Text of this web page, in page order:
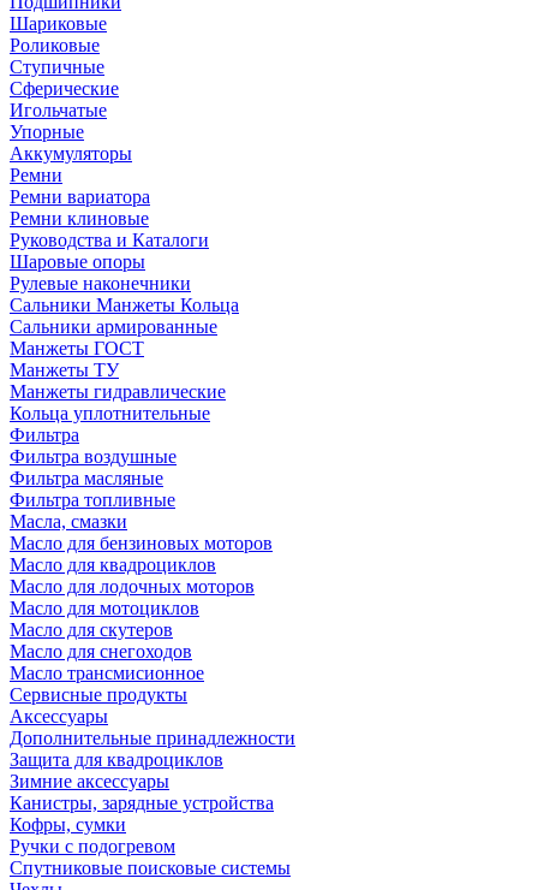
Шариковые
Роликовые
Ступичные
Сферические
Игольчатые
Упорные
Аккумуляторы
Ремни
Ремни вариатора
Ремни клиновые
Руководства и Каталоги
Шаровые опоры
Рулевые наконечники
Сальники Манжеты Кольца
Сальники армированные
Манжеты ГОСТ
Манжеты ТУ
Манжеты гидравлические
Кольца уплотнительные
Фильтра
Фильтра воздушные
Фильтра масляные
Фильтра топливные
Масла, смазки
Масло для бензиновых моторов
Масло для квадроциклов
Масло для лодочных моторов
Масло для мотоциклов
Масло для скутеров
Масло для снегоходов
Масло трансмисионное
Сервисные продукты
Аксессуары
Дополнительные принадлежности
Защита для квадроциклов
Зимние аксессуары
Канистры, зарядные устройства
Кофры, сумки
Ручки с подогревом
Спутниковые поисковые системы